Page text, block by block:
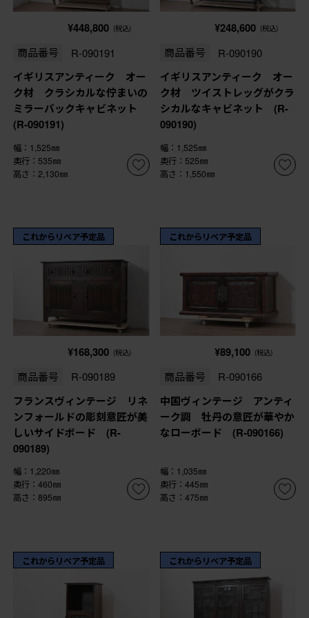
¥448,800 (税込)
商品番号 R-090191
イギリスアンティーク オー
ク材 クラシカルな佇まいの
ミラーバックキャビネット
(R-090191)
幅：1,525㎜
奥行：535㎜
高さ：2,130㎜
¥248,600 (税込)
商品番号 R-090190
イギリスアンティーク オー
ク材 ツイストレッグがクラ
シカルなキャビネット (R-
090190)
幅：1,525㎜
奥行：525㎜
高さ：1,550㎜
これからリペア予定品
¥168,300 (税込)
商品番号 R-090189
フランスヴィンテージ リネ
ンフォールドの彫刻意匠が美
しいサイドボード (R-
090189)
幅：1,220㎜
奥行：460㎜
高さ：895㎜
これからリペア予定品
¥89,100 (税込)
商品番号 R-090166
中国ヴィンテージ アンティ
ーク調 牡丹の意匠が華やか
なローボード (R-090166)
幅：1,035㎜
奥行：445㎜
高さ：475㎜
これからリペア予定品 これからリペア予定品